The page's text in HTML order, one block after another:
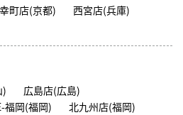
町店(京都)
西宮店(兵庫)
)
広島店(広島)
福岡(福岡)
北九州店(福岡)